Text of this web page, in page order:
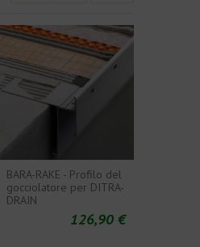
BARA-RAKE - Profilo del
gocciolatore per DITRA-
DRAIN
126,90 €